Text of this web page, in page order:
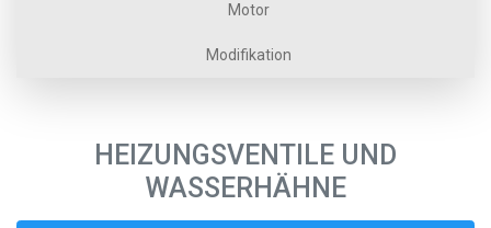
Motor
Modifikation
HEIZUNGSVENTILE UND
WASSERHÄHNE